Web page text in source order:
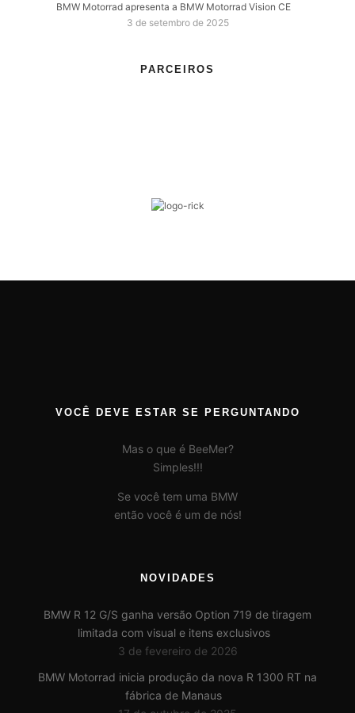
BMW Motorrad apresenta a BMW Motorrad Vision CE
3 de setembro de 2025
PARCEIROS
VOCÊ DEVE ESTAR SE PERGUNTANDO
Mas o que é BeeMer?
Simples!!!
Se você tem uma BMW
então você é um de nós!
NOVIDADES
BMW R 12 G/S ganha versão Option 719 de tiragem
limitada com visual e itens exclusivos
3 de fevereiro de 2026
BMW Motorrad inicia produção da nova R 1300 RT na
fábrica de Manaus